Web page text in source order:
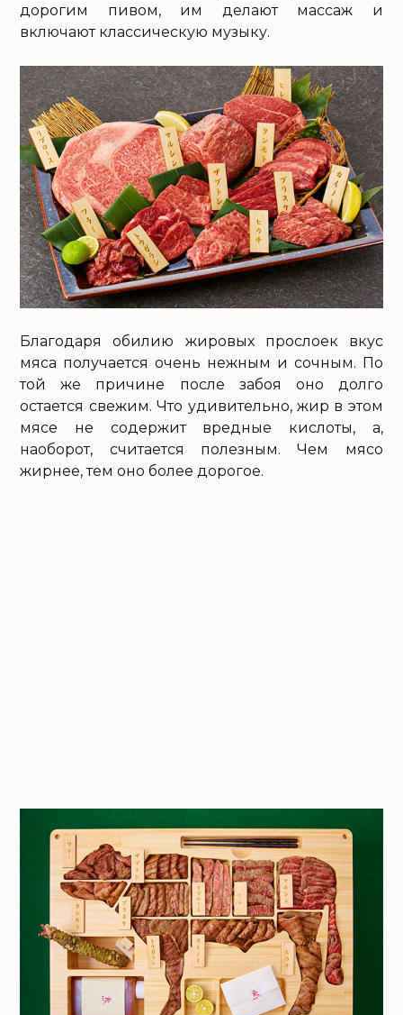
дорогим пивом, им делают массаж и
включают классическую музыку.
Благодаря обилию жировых прослоек вкус
мяса получается очень нежным и сочным. По
той же причине после забоя оно долго
остается свежим. Что удивительно, жир в этом
мясе не содержит вредные кислоты, а,
наоборот, считается полезным. Чем мясо
жирнее, тем оно более дорогое.